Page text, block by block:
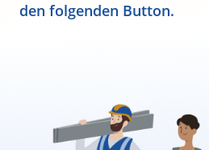
den folgenden Button.